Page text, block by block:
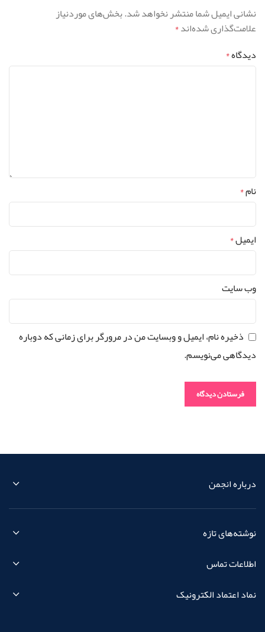
نشانی ایمیل شما منتشر نخواهد شد.بخش‌های موردنیاز
علامت‌گذاری شده‌اند*
دیدگاه*
نام*
ایمیل*
وب‌ سایت
ذخیره نام، ایمیل و وبسایت من در مرورگر برای زمانی که دوباره
دیدگاهی می‌نویسم.
درباره انجمن
نوشته‌های تازه
اطلاعات تماس
نماد اعتماد الکترونیک